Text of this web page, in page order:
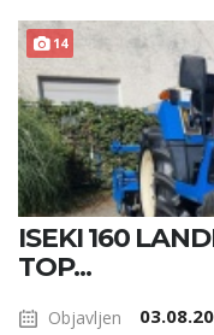
14
ISEKI 160
TOP...
Objavljen